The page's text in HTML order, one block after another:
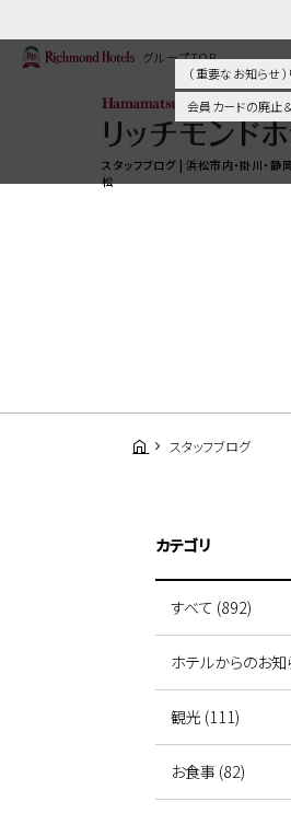
（ 重要なお知らせ
会員カードの廃止
グループTOP
スタッフブログ | 浜松市内・掛川・静
松
スタッフブログ
カテゴリ
すべて (892)
ホテルからのお知
観光 (111)
お食事 (82)